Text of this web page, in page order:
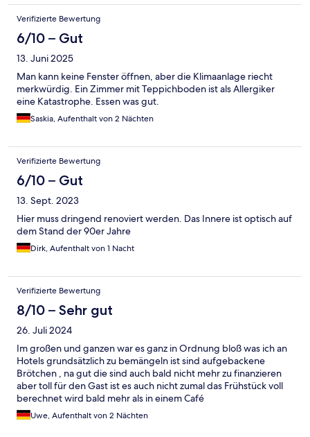
Verifizierte Bewertung
6/10 – Gut
13. Juni 2025
Man kann keine Fenster öffnen, aber die Klimaanlage riecht
merkwürdig. Ein Zimmer mit Teppichboden ist als Allergiker
eine Katastrophe. Essen was gut.
Saskia, Aufenthalt von 2 Nächten
Verifizierte Bewertung
6/10 – Gut
13. Sept. 2023
Hier muss dringend renoviert werden. Das Innere ist optisch auf
dem Stand der 90er Jahre
Dirk, Aufenthalt von 1 Nacht
Verifizierte Bewertung
8/10 – Sehr gut
26. Juli 2024
Im großen und ganzen war es ganz in Ordnung bloß was ich an
Hotels grundsätzlich zu bemängeln ist sind aufgebackene
Brötchen , na gut die sind auch bald nicht mehr zu finanzieren
aber toll für den Gast ist es auch nicht zumal das Frühstück voll
berechnet wird bald mehr als in einem Café
Uwe, Aufenthalt von 2 Nächten